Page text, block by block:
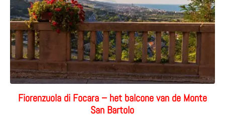
Fiorenzuola di Focara – het balcone van de Monte
San Bartolo